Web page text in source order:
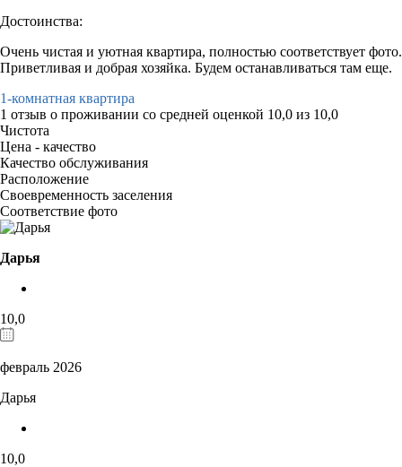
Достоинства:
Очень чистая и уютная квартира, полностью соответствует фото.
Приветливая и добрая хозяйка. Будем останавливаться там еще.
1-комнатная квартира
1 отзыв о проживании со средней оценкой 10,0 из 10,0
Чистота
Цена - качество
Качество обслуживания
Расположение
Своевременность заселения
Соответствие фото
Дарья
10,0
февраль 2026
Дарья
10,0